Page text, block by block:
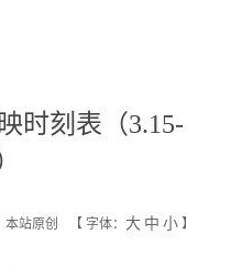
时刻表（3.15-
本站原创 【 字体： 大 中 小 】